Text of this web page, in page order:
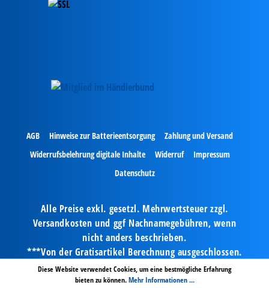
AGB Hinweise zur Batterieentsorgung
Zahlung und Versand
Widerrufsbelehrung digitale Inhalte
Widerruf
Impressum
Datenschutz
Alle Preise exkl. gesetzl. Mehrwertsteuer zzgl.
Versandkosten und ggf Nachnamegebühren, wenn
nicht anders beschrieben.
***Von der Gratisartikel Berechnung ausgeschlossen.
© Copyright 2024 by Kaiser Bürotechnik GmbH & Co.
KG - Alle Rechte vorbehalten.
Diese Website verwendet Cookies, um eine bestmögliche Erfahrung
bieten zu können.Mehr Informationen ...